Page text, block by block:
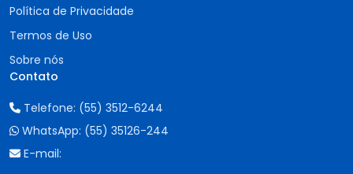
Política de Privacidade
Termos de Uso
Sobre nós
Contato
Telefone: (55) 3512-6244
WhatsApp: (55) 35126-244
E-mail: